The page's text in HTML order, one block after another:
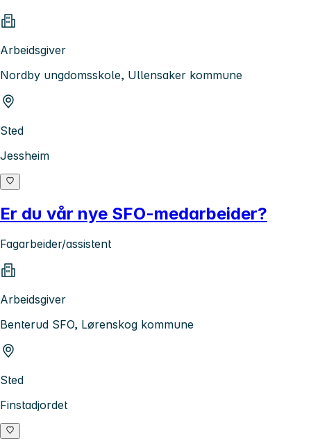
Arbeidsgiver
Nordby ungdomsskole, Ullensaker kommune
Sted
Jessheim
Er du vår nye SFO-medarbeider?
Fagarbeider/assistent
Arbeidsgiver
Benterud SFO, Lørenskog kommune
Sted
Finstadjordet